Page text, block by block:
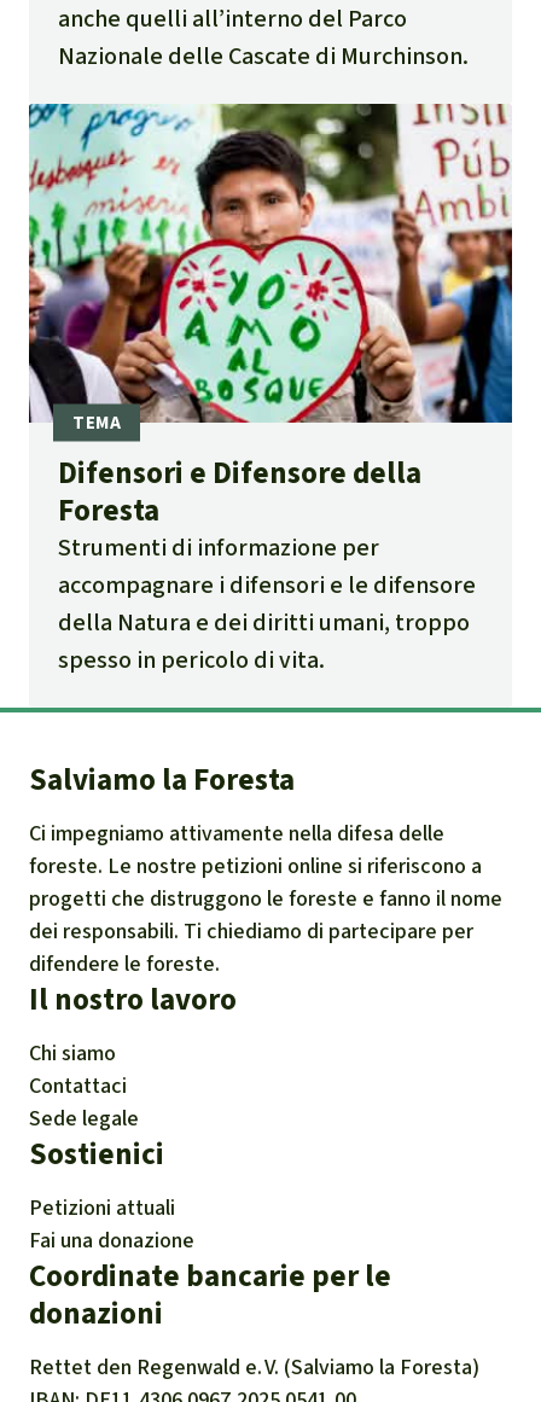
anche quelli all’interno del Parco
Nazionale delle Cascate di Murchinson.
Difensori e Difensore della
Foresta
Strumenti di informazione per
accompagnare i difensori e le difensore
della Natura e dei diritti umani, troppo
spesso in pericolo di vita.
Salviamo la Foresta
Ci impegniamo attivamente nella difesa delle
foreste. Le nostre petizioni online si riferiscono a
progetti che distruggono le foreste e fanno il nome
dei responsabili. Ti chiediamo di partecipare per
difendere le foreste.
Il nostro lavoro
Chi siamo
Contattaci
Sede legale
Sostienici
Petizioni attuali
Fai una donazione
Coordinate bancarie per le
donazioni
Rettet den Regenwald e. V. (Salviamo la Foresta)